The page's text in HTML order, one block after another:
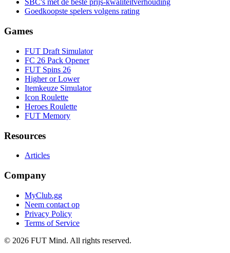
SBC's met de beste prijs-kwaliteitverhouding
Goedkoopste spelers volgens rating
Games
FUT Draft Simulator
FC 26 Pack Opener
FUT Spins 26
Higher or Lower
Itemkeuze Simulator
Icon Roulette
Heroes Roulette
FUT Memory
Resources
Articles
Company
MyClub.gg
Neem contact op
Privacy Policy
Terms of Service
© 2026 FUT Mind. All rights reserved.